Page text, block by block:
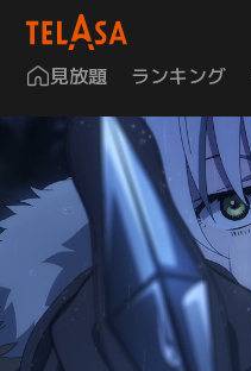
見放題 ランキング